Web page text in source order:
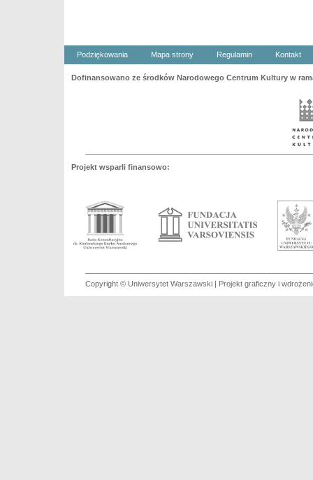
Podziękowania Mapa strony Regulamin Kontakt
Dofinansowano ze środków Narodowego Centrum Kultury w
Projekt wsparli finansowo:
Copyright © Uniwersytet Warszawski | Projekt graficzny i